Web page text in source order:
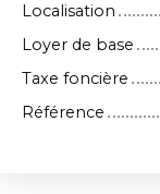
Localisation
Loyer de base
Taxe foncière
Référence